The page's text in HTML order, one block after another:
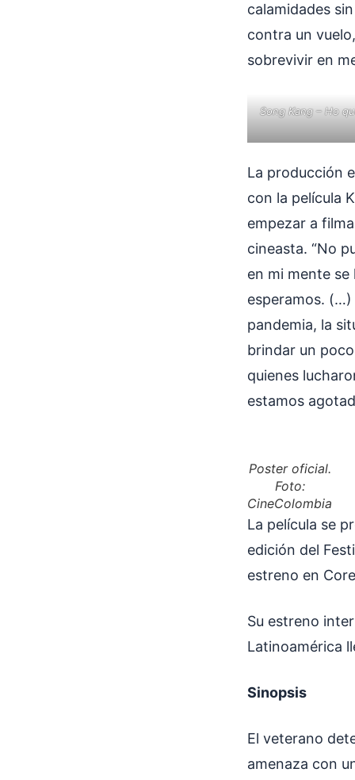
calamidades
contra un
sobrevivir en
Song Kang – Ho
La producción
con la película
empezar a
cineasta. “No
en mi mente
esperamos. (…)
pandemia, la
brindar un
quienes
estamos
Poster oficial.
Foto:
CineColombia
La película se
edición del
estreno en
Su estreno
Latinoamérica
Sinopsis
El veterano
amenaza con